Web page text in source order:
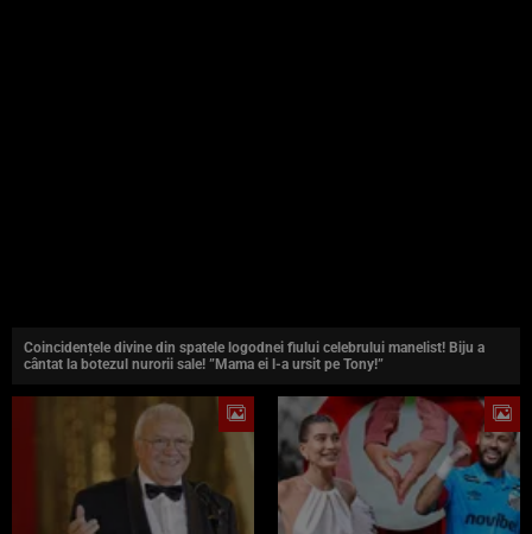
Coincidențele divine din spatele logodnei fiului celebrului manelist! Biju a
cântat la botezul nurorii sale! ”Mama ei l-a ursit pe Tony!”